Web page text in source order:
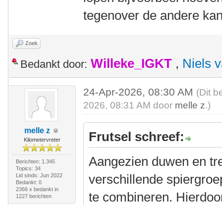
tegenover de andere
Zoek
Bedankt door: Willeke_IGKT , Niels
melle z
Kilometervreter
Berichten: 1.345
Topics: 34
Lid sinds: Jun 2022
Bedankt: 0
2366 x bedankt in
1227 berichten
24-Apr-2026, 08:30 AM (Dit
2026, 08:31 AM door melle z.)
Frutsel schreef:
Aangezien duwen en
verschillende
te combineren.